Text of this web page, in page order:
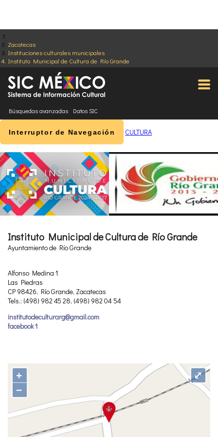
Zacatecas
Instituciones culturales municipales
Instituto Municipal de Cultura de Río Grande
Búsquedas avanzadas Datos SIC
Interruptor de Navegación CULTURA
Instituto Municipal de Cultura de Río Grande
Ayuntamiento de Río Grande
Alfonso Medina 1
Las Piedras
CP 98426, Río Grande, Zacatecas
Tels.: (498) 982 45 28, (498) 982 04 54
institutodeculturarg@gmail.com
facebook 1
+
−
⤢